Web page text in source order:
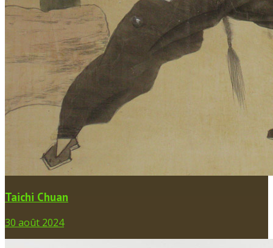
Taichi Chuan
30 août 2024